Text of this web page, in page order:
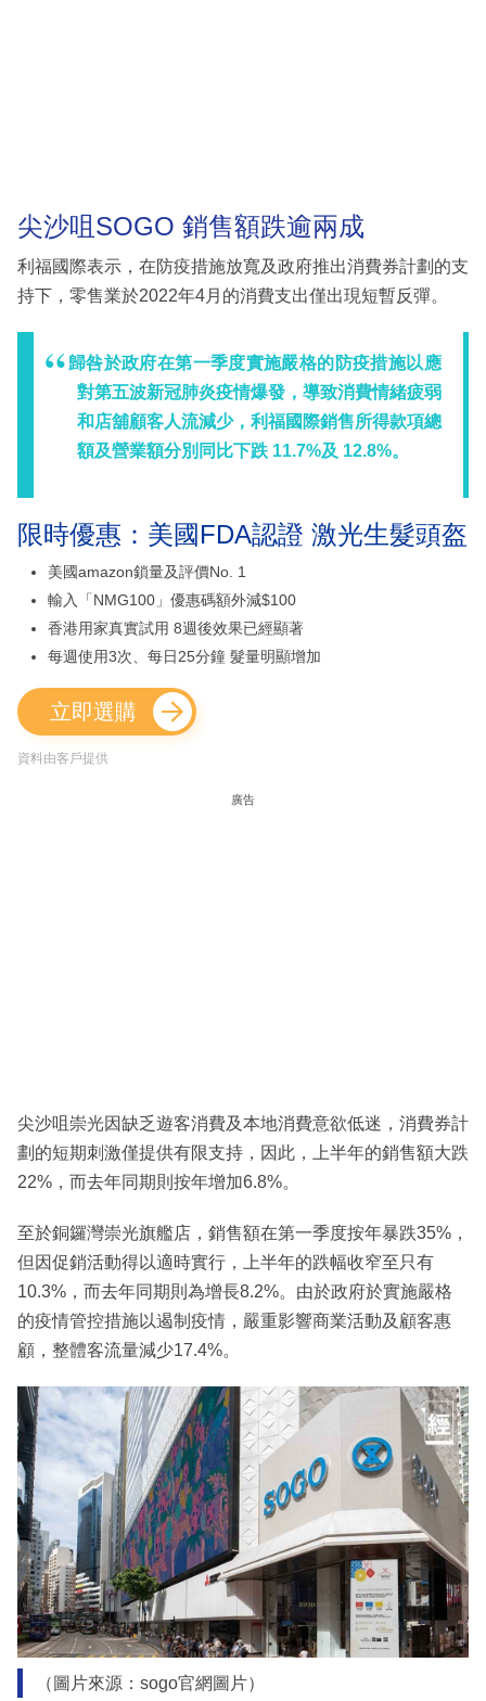
尖沙咀SOGO 銷售額跌逾兩成
利福國際表示，在防疫措施放寬及政府推出消費券計劃的支
持下，零售業於2022年4月的消費支出僅出現短暫反彈。
歸咎於政府在第一季度實施嚴格的防疫措施以應
對第五波新冠肺炎疫情爆發，導致消費情緒疲弱
和店舖顧客人流減少，利福國際銷售所得款項總
額及營業額分別同比下跌 11.7%及 12.8%。
限時優惠：美國FDA認證 激光生髮頭盔
美國amazon鎖量及評價No. 1
輸入「NMG100」優惠碼額外減$100
香港用家真實試用 8週後效果已經顯著
每週使用3次、每日25分鐘 髮量明顯增加
立即選購
資料由客戶提供
廣告
尖沙咀崇光因缺乏遊客消費及本地消費意欲低迷，消費券計
劃的短期刺激僅提供有限支持，因此，上半年的銷售額大跌
22%，而去年同期則按年增加6.8%。
至於銅鑼灣崇光旗艦店，銷售額在第一季度按年暴跌35%，
但因促銷活動得以適時實行，上半年的跌幅收窄至只有
10.3%，而去年同期則為增長8.2%。由於政府於實施嚴格
的疫情管控措施以遏制疫情，嚴重影響商業活動及顧客惠
顧，整體客流量減少17.4%。
（圖片來源：sogo官網圖片）